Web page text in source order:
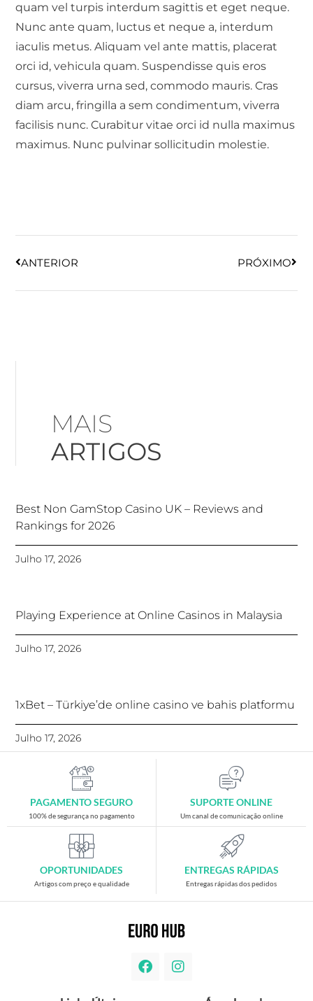
quam vel turpis interdum sagittis et eget neque.
Nunc ante quam, luctus et neque a, interdum
iaculis metus. Aliquam vel ante mattis, placerat
orci id, vehicula quam. Suspendisse quis eros
cursus, viverra urna sed, commodo mauris. Cras
diam arcu, fringilla a sem condimentum, viverra
facilisis nunc. Curabitur vitae orci id nulla maximus
maximus. Nunc pulvinar sollicitudin molestie.
ANTERIOR PRÓXIMO
MAIS
ARTIGOS
Best Non GamStop Casino UK – Reviews and
Rankings for 2026
Julho 17, 2026
Playing Experience at Online Casinos in Malaysia
Julho 17, 2026
1xBet – Türkiye’de online casino ve bahis platformu
Julho 17, 2026
PAGAMENTO SEGURO
100% de segurança no pagamento
SUPORTE ONLINE
Um canal de comunicação online
OPORTUNIDADES
Artigos com preço e qualidade
ENTREGAS RÁPIDAS
Entregas rápidas dos pedidos